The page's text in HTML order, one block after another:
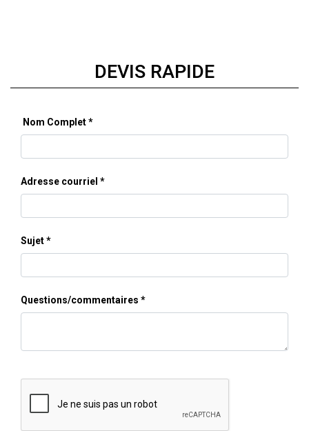
DEVIS RAPIDE
Nom Complet
Adresse courriel
Sujet
Questions/commentaires